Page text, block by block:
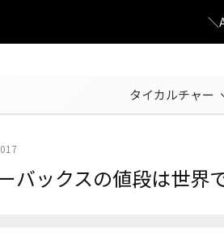
＼
タイカルチャー
バックスの値段は世界